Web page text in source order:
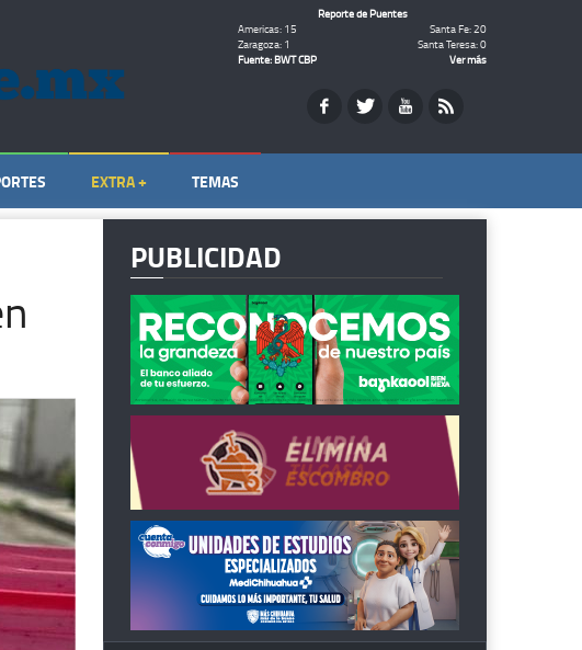
Reporte de Puentes
Americas: 15
Santa Fe: 20
Zaragoza: 1
Santa Teresa: 0
Fuente: BWT CBP
Ver más
EXTRA + TEMAS
PUBLICIDAD